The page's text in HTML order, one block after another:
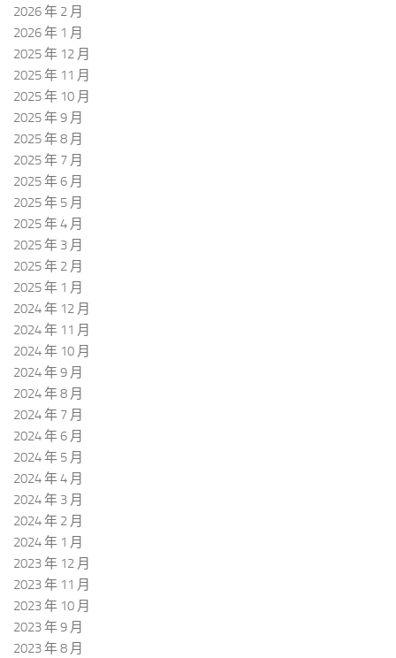
2026 年 2 月
2026 年 1 月
2025 年 12 月
2025 年 11 月
2025 年 10 月
2025 年 9 月
2025 年 8 月
2025 年 7 月
2025 年 6 月
2025 年 5 月
2025 年 4 月
2025 年 3 月
2025 年 2 月
2025 年 1 月
2024 年 12 月
2024 年 11 月
2024 年 10 月
2024 年 9 月
2024 年 8 月
2024 年 7 月
2024 年 6 月
2024 年 5 月
2024 年 4 月
2024 年 3 月
2024 年 2 月
2024 年 1 月
2023 年 12 月
2023 年 11 月
2023 年 10 月
2023 年 9 月
2023 年 8 月